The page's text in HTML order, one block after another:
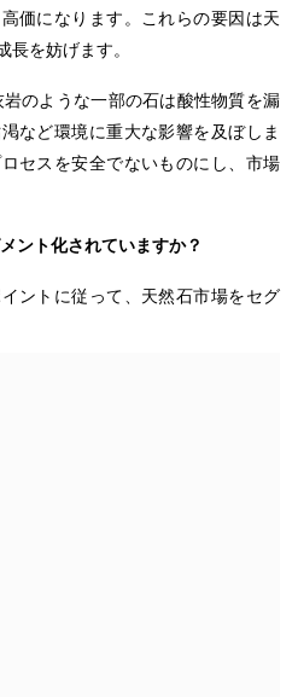
価になります。これらの要因は天
を妨げます。
のような一部の石は酸性物質を漏
など環境に重大な影響を及ぼしま
セスを安全でないものにし、市場
ント化されていますか？
ントに従って、天然石市場をセグ